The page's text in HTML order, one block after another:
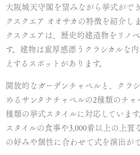
大阪城天守閣を望みながら挙式がで
クスクエア オオサカの特徴を紹介し
クスクエアは、歴史的建造物をリノ
す。建物は重厚感漂うクラシカルな
えするスポットがあります。
開放的なガーデンチャペルと、クラ
めるサンタナチャペルの2種類のチ
種類の挙式スタイルに対応していま
スタイルの食事や3,000着以上の上質
の好みや個性に合わせて式を演出が